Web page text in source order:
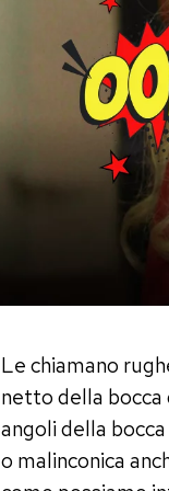
Le chiamano
netto della bocca
angoli della
o malinconica